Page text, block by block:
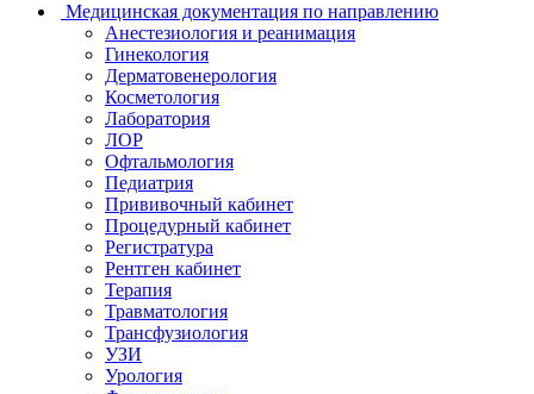
Медицинская документация по направлению
Анестезиология и реанимация
Гинекология
Дерматовенерология
Косметология
Лаборатория
ЛОР
Офтальмология
Педиатрия
Прививочный кабинет
Процедурный кабинет
Регистратура
Рентген кабинет
Терапия
Травматология
Трансфузиология
УЗИ
Урология